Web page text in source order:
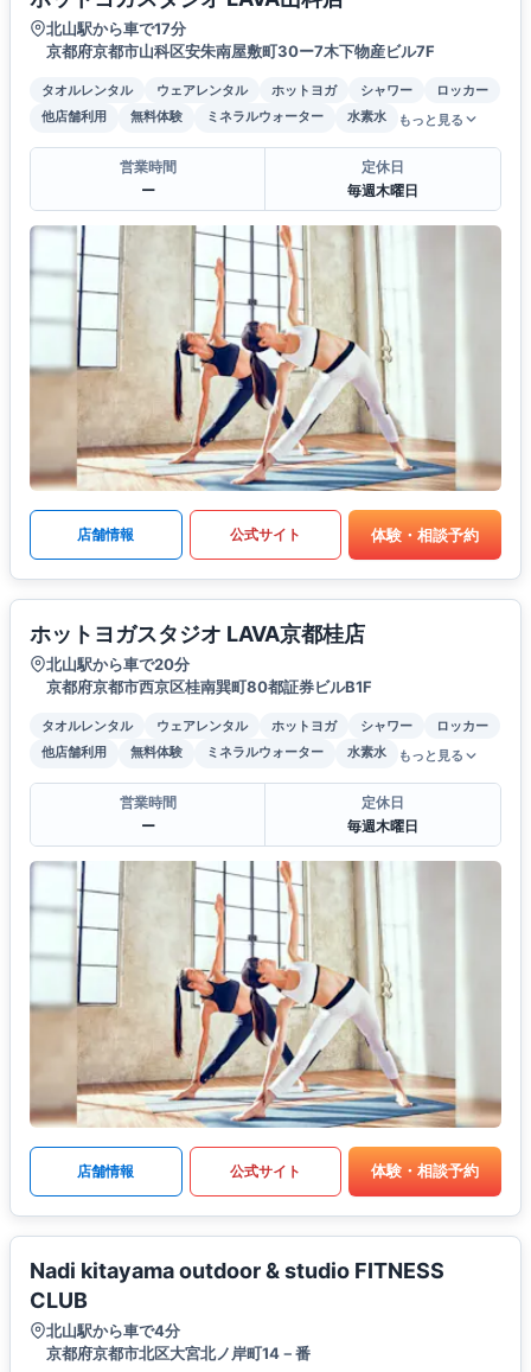
北山駅から車で17分
京都府京都市山科区安朱南屋敷町30ー7木下物産ビル7F
タオルレンタル ウェアレンタル ホットヨガ シャワー
ロッカー
他店舗利用
無料体験 ミネラルウォーター 水素水 もっと見る
営業時間
ー
定休日
毎週木曜日
店舗情報 公式サイト 体験・相談予約
ホットヨガスタジオ LAVA京都桂店
北山駅から車で20分
京都府京都市西京区桂南巽町80都証券ビルB1F
タオルレンタル ウェアレンタル ホットヨガ シャワー
ロッカー
他店舗利用
無料体験 ミネラルウォーター 水素水 もっと見る
営業時間
ー
定休日
毎週木曜日
店舗情報 公式サイト 体験・相談予約
Nadi kitayama outdoor & studio FITNESS
CLUB
北山駅から車で4分
京都府京都市北区大宮北ノ岸町14－番